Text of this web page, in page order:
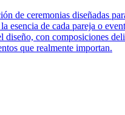
de ceremonias diseñadas
de cada pareja o
con composiciones
que realmente importan.